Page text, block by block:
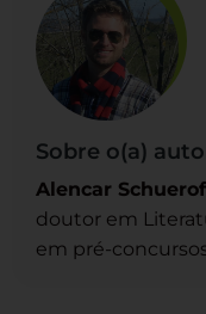
Sobre o(a)
Alencar
doutor em
em pré-